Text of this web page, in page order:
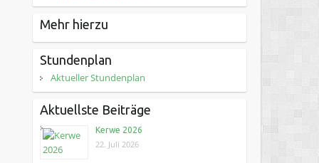
Mehr hierzu
Stundenplan
Aktueller Stundenplan
Aktuellste Beiträge
Kerwe 2026
22. Juli 2026